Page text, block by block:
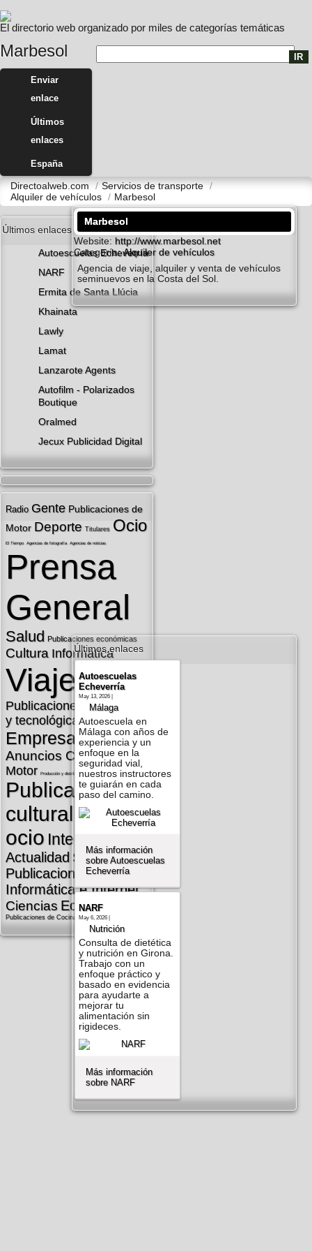
El directorio web organizado por miles de categorías temáticas
Marbesol
Enviar
enlace
Últimos
enlaces
España
Directoalweb.com / Servicios de transporte /
Alquiler de vehí­culos / Marbesol
Últimos enlaces
Autoescuelas Echeverría
NARF
Ermita de Santa Llúcia
Khainata
Lawly
Lamat
Lanzarote​ Agents
Autofilm - Polarizados
Boutique
Oralmed
Jecux Publicidad Digital
Radio Gente Publicaciones de
Motor Deporte Titulares Ocio
El Tiempo Agencias de fotografí­a Agencias de noticias
Prensa
General
Salud Publicaciones económicas
Cultura Informática
Viajes Televisión
Publicaciones cientí­ficas
y tecnológicas
Empresas Periodismo
Anuncios Clasificados
Motor Producción y distribución audiovisual
Publicaciones
culturales y de
ocio Internet
Actualidad Sociedad
Publicaciones de
Informática e Internet
Ciencias Educación
Publicaciones de Cocina y Gastronomí­a
Marbesol
Website: http://www.marbesol.net
Categoría:Alquiler de vehí­culos
Agencia de viaje, alquiler y venta de vehí­culos
seminuevos en la Costa del Sol.
Últimos enlaces
Autoescuelas
Echeverría
May 13, 2026 |
Málaga
Autoescuela en
Málaga con años de
experiencia y un
enfoque en la
seguridad vial,
nuestros instructores
te guiarán en cada
paso del camino.
Más información
sobre Autoescuelas
Echeverría
NARF
May 6, 2026 |
Nutrición
Consulta de dietética
y nutrición en Girona.
Trabajo con un
enfoque práctico y
basado en evidencia
para ayudarte a
mejorar tu
alimentación sin
rigideces.
Más información
sobre NARF